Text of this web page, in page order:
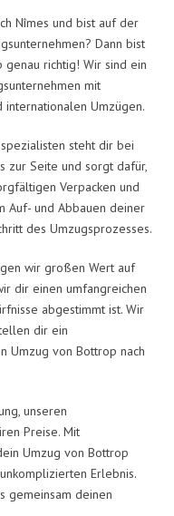
Nîmes und bist auf der
Dann bist
richtig! Wir sind ein
mit
Umzügen.
steht dir bei
zur Seite und sorgt dafür,
Verpacken und
Auf- und Abbauen deiner
des Umzugsprozesses.
wir großen Wert auf
dir einen umfangreichen
abgestimmt ist. Wir
dir ein
Umzug von Bottrop nach
unseren
Preise. Mit
Umzug von Bottrop
Erlebnis.
gemeinsam deinen